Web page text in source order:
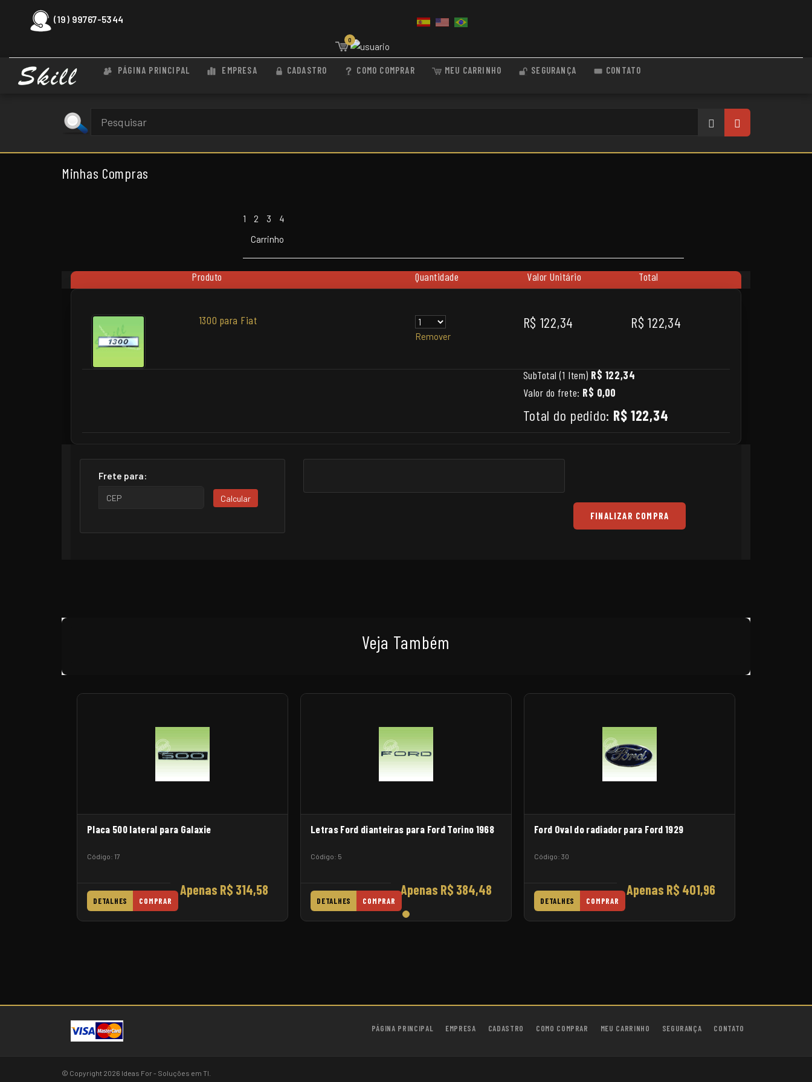
(19) 99767-5344
0
PÁGINA PRINCIPAL EMPRESA CADASTRO COMO COMPRAR MEU CARRINHO SEGURANÇA CONTATO
Minhas Compras
1 2 3
4
Carrinho
Produto Quantidade Valor Unitário Total
1300 para Fiat
Remover
R$ 122,34 R$ 122,34
SubTotal (1 Item) R$ 122,34
Valor do frete: R$ 0,00
Total do pedido: R$ 122,34
Frete para:
Calcular
FINALIZAR COMPRA
Veja Também
Placa 500 lateral para Galaxie
Código: 17
Apenas R$ 314,58
DETALHES COMPRAR
Letras Ford dianteiras para Ford Torino 1968
Código: 5
Apenas R$ 384,48
DETALHES COMPRAR
Ford Oval do radiador para Ford 1929
Código: 30
Apenas R$ 401,96
DETALHES COMPRAR
PÁGINA PRINCIPAL EMPRESA CADASTRO COMO COMPRAR MEU CARRINHO SEGURANÇA CONTATO
© Copyright 2026 Ideas For - Soluções em TI.